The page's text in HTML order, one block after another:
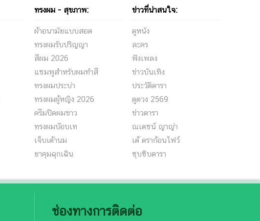
ทรงผม - สุขภาพ:
ผ้าอนามัยแบบสอด
ทรงผมรับปริญญา
สีผม 2026
แชมพูสำหรับผมทำสี
ทรงผมประบ่า
ทรงผมผู้หญิง 2026
ครีมปิดผมขาว
ทรงผมบ๊อบเท
เจ็บเต้านม
ยาคุมฉุกเฉิน
ข่าวที่น่าสนใจ:
ดูหนัง
ละคร
ฟังเพลง
ข่าวบันเทิง
ประวัติดารา
ดูดวง 2569
ข่าวดารา
ณเดชน์ ญาญ่า
เต้ ดราก้อนไฟว์
ซุบซิบดารา
ช่องทางการติดต่อ